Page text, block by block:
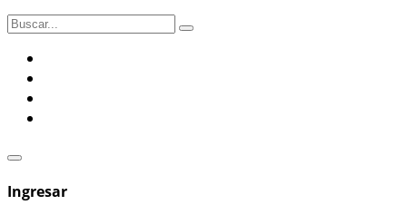
Ingresar